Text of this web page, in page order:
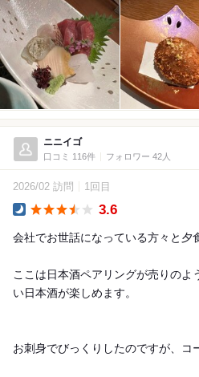
ニニイゴ
口コミ 116件 フォロワー 42人
2026/02 訪問 1回目
3.6
会社でお世話になっている方々と夕
ここは日本酒ペアリングが売りのよ
い日本酒が楽しめます。
お刺身でびっくりしたのですが、コ